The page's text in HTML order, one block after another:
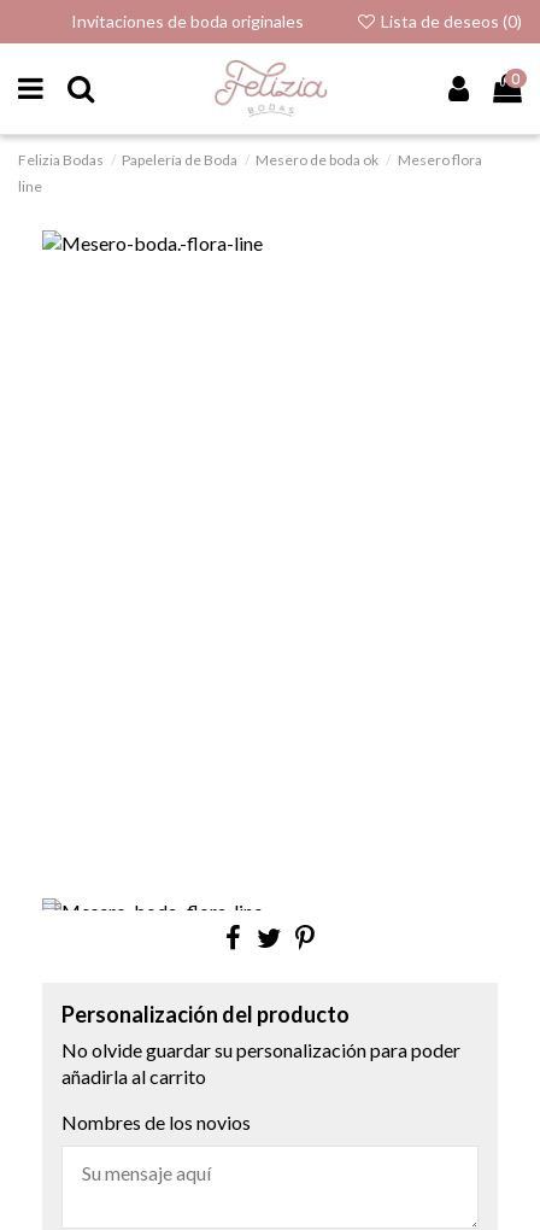
Invitaciones de boda originales Lista de deseos (0)
0
Felizia Bodas Papelería de Boda Mesero de boda ok
Mesero flora
line
Personalización del producto
No olvide guardar su personalización para poder
añadirla al carrito
Nombres de los novios